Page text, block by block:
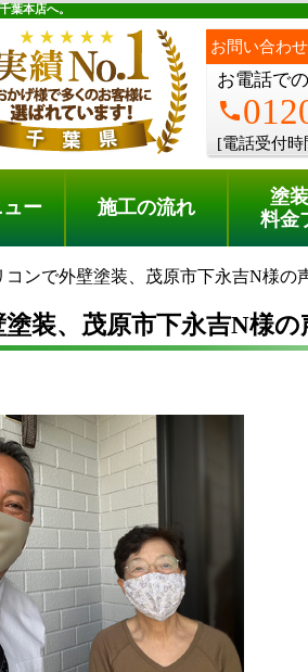
葉本店へ。
お問い合わせ
お電話で
phone
[電話受付時
料金プラン 無料点検
ー 施工の流れ
塗
料金
コンで外壁塗装、茂原市下永吉N様の
装、茂原市下永吉N様の